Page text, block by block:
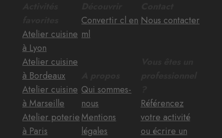
Atelier cuisine
à Lyon
Atelier cuisine
à Bordeaux
Atelier cuisine
à Marseille
Atelier poterie
à Paris
Convertir cl en
ml
Qui sommes-
nous
Mentions
légales
Nous contacter
Référencez
votre activité
ou écrire un